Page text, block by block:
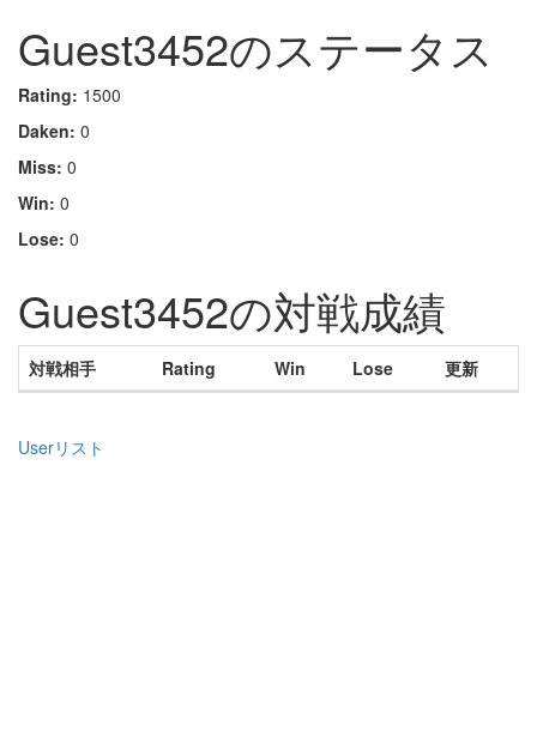
Guest3452のステータス
Rating: 1500
Daken: 0
Miss: 0
Win: 0
Lose: 0
Guest3452の対戦成績
対戦相手 Rating Win Lose 更新
Userリスト